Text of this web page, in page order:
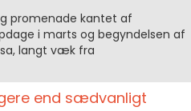
promenade kantet af
i marts og begyndelsen af
langt væk fra
end sædvanligt